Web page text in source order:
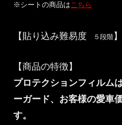
※シートの商品はこちら
【貼り込み難易度 ５段階 】
【商品の特徴】
プロテクションフィルム
ーガード、お客様の愛車
す。